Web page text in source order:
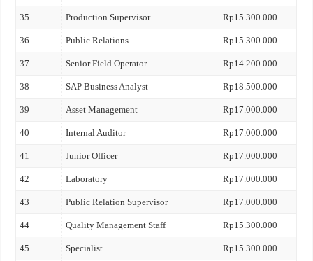
35 Production Supervisor Rp15.300.000
36 Public Relations Rp15.300.000
37 Senior Field Operator Rp14.200.000
38 SAP Business Analyst Rp18.500.000
39 Asset Management Rp17.000.000
40 Internal Auditor Rp17.000.000
41 Junior Officer Rp17.000.000
42 Laboratory Rp17.000.000
43 Public Relation Supervisor Rp17.000.000
44 Quality Management Staff Rp15.300.000
45 Specialist Rp15.300.000